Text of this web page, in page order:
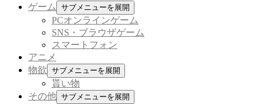
ゲーム
サブメニューを展開
PCオンラインゲーム
SNS・ブラウザゲーム
スマートフォン
アニメ
物欲 サブメニューを展開
貰い物
その他 サブメニューを展開